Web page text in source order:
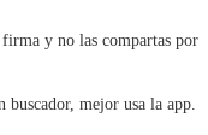
firma y no las compartas por
buscador, mejor usa la app.